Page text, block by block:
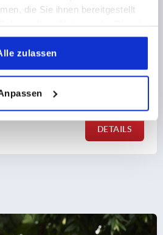
die Sie ihnen bereitgestellt
zulassenCompression latches with
from€6.68
plus shipping costs